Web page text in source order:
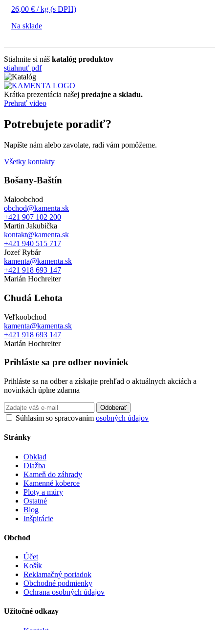
26,00 € / kg (s DPH)
Na sklade
Stiahnite si náš katalóg produktov
stiahnuť pdf
Krátka prezentácia našej predajne a skladu.
Prehrať video
Potrebujete poradiť?
Napíšte nám alebo zavolate, radi vám pomôžeme.
Všetky kontakty
Bošany-Baštín
Maloobchod
obchod@kamenta.sk
+421 907 102 200
Martin Jakubička
kontakt@kamenta.sk
+421 940 515 717
Jozef Rybár
kamenta@kamenta.sk
+421 918 693 147
Marián Hochreiter
Chudá Lehota
Veľkoobchod
kamenta@kamenta.sk
+421 918 693 147
Marián Hochreiter
Prihláste sa pre odber noviniek
Prihláste sa na odber a získajte prehľad o aktuálnych akciách a
novinkách úplne zdarma
Odoberať
Súhlasím so spracovaním osobných údajov
Stránky
Obklad
Dlažba
Kameň do záhrady
Kamenné koberce
Ploty a múry
Ostatné
Blog
Inšpirácie
Obchod
Účet
Košík
Reklamačný poriadok
Obchodné podmienky
Ochrana osobných údajov
Užitočné odkazy